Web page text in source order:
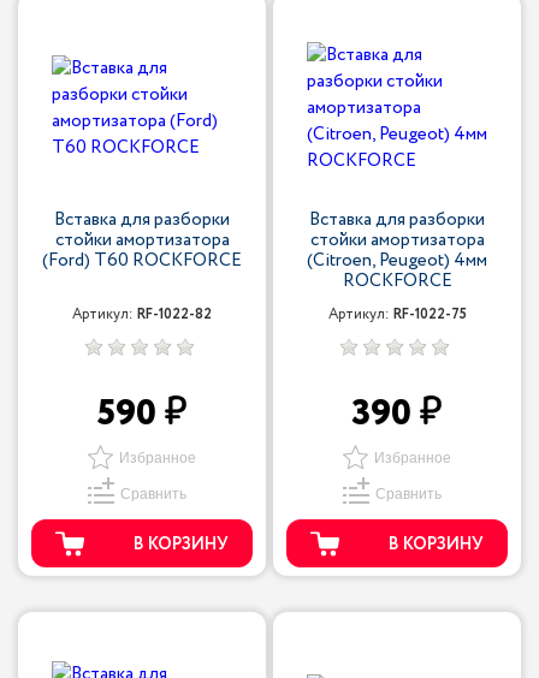
Вставка для разборки
стойки амортизатора
(Ford) T60 ROCKFORCE
Артикул: RF-1022-82
590
Избранное
Сравнить
В КОРЗИНУ
Вставка для разборки
стойки амортизатора
(Citroen, Peugeot) 4мм
ROCKFORCE
Артикул: RF-1022-75
390
Избранное
Сравнить
В КОРЗИНУ